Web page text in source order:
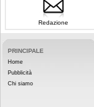
Redazione
PRINCIPALE
Home
Pubblicità
Chi siamo